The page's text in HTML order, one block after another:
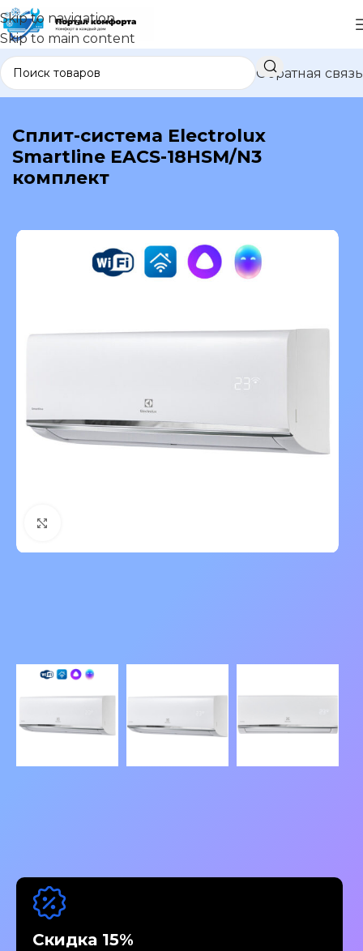
Skip to navigation
Skip to main content
Обратная связь
В каталог
Сплит-система Electrolux
Smartline EACS-18HSM/N3
комплект
Скидка 15%